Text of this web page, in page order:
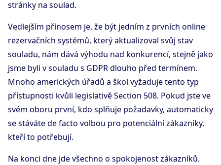
stránky na soulad.
Vedlejším přínosem je, že být jedním z prvních online
rezervačních systémů, který aktualizoval svůj stav
souladu, nám dává výhodu nad konkurencí, stejně jako
jsme byli v souladu s GDPR dlouho před termínem.
Mnoho amerických úřadů a škol vyžaduje tento typ
přístupnosti kvůli legislativě Section 508. Pokud jste ve
svém oboru první, kdo splňuje požadavky, automaticky
se stáváte de facto volbou pro potenciální zákazníky,
kteří to potřebují.
Na konci dne jde všechno o spokojenost zákazníků.